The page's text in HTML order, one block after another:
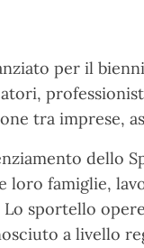
per il
tra imprese,
dello
loro famiglie,
sportello
a livello